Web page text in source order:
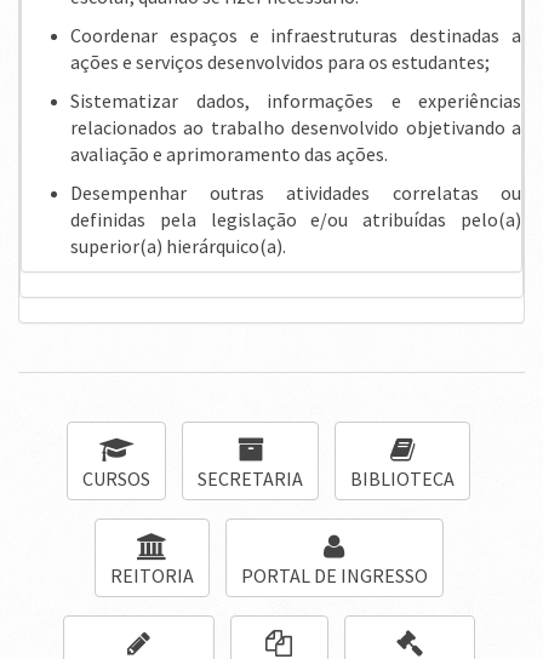
Coordenar espaços e infraestruturas destinadas a
ações e serviços desenvolvidos para os estudantes;
Sistematizar dados, informações e experiências
relacionados ao trabalho desenvolvido objetivando a
avaliação e aprimoramento das ações.
Desempenhar outras atividades correlatas ou
definidas pela legislação e/ou atribuídas pelo(a)
superior(a) hierárquico(a).
CURSOS SECRETARIA BIBLIOTECA
REITORIA PORTAL DE INGRESSO